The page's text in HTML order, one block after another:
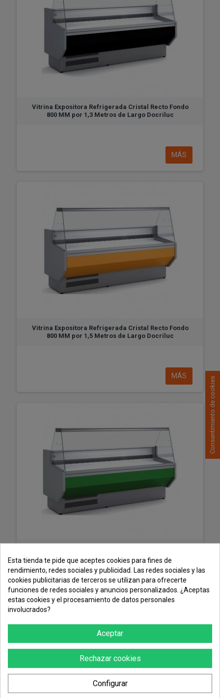
Vitrina Expositora Refrigerada Cristal Recto Fondo
800 MM por 1,3 Metros de Largo Docriluc
MÁS
Vitrina Expositora Refrigerada Cristal Recto Fondo
800 MM por 1,5 Metros de Largo Docriluc
MÁS
800 MM por 2 Metros de Largo Docriluc
MÁS
Esta tienda te pide que aceptes cookies para fines de
rendimiento, redes sociales y publicidad. Las redes sociales y las
cookies publicitarias de terceros se utilizan para ofrecerte
funciones de redes sociales y anuncios personalizados. ¿Aceptas
estas cookies y el procesamiento de datos personales
involucrados?
Aceptar
Rechazar cookies
Configurar
Consentimiento de cookies